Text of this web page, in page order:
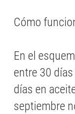
Cómo
En el
entre 30
días en
septiembre